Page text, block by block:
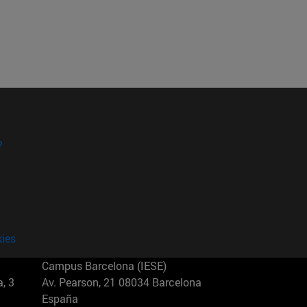
3
Campus Barcelona (IESE)
Av. Pearson, 21 08034 Barcelona
España